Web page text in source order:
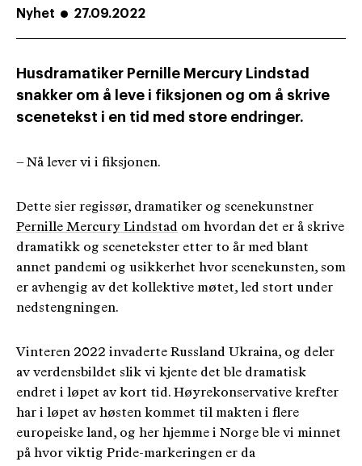
Nyhet 27.09.2022
Husdramatiker Pernille Mercury Lindstad
snakker om å leve i fiksjonen og om å skrive
scenetekst i en tid med store endringer.
– Nå lever vi i fiksjonen.
Dette sier regissør, dramatiker og scenekunstner
Pernille Mercury Lindstad om hvordan det er å skrive
dramatikk og scenetekster etter to år med blant
annet pandemi og usikkerhet hvor scenekunsten, som
er avhengig av det kollektive møtet, led stort under
nedstengningen.
Vinteren 2022 invaderte Russland Ukraina, og deler
av verdensbildet slik vi kjente det ble dramatisk
endret i løpet av kort tid. Høyrekonservative krefter
har i løpet av høsten kommet til makten i flere
europeiske land, og her hjemme i Norge ble vi minnet
på hvor viktig Pride-markeringen er da